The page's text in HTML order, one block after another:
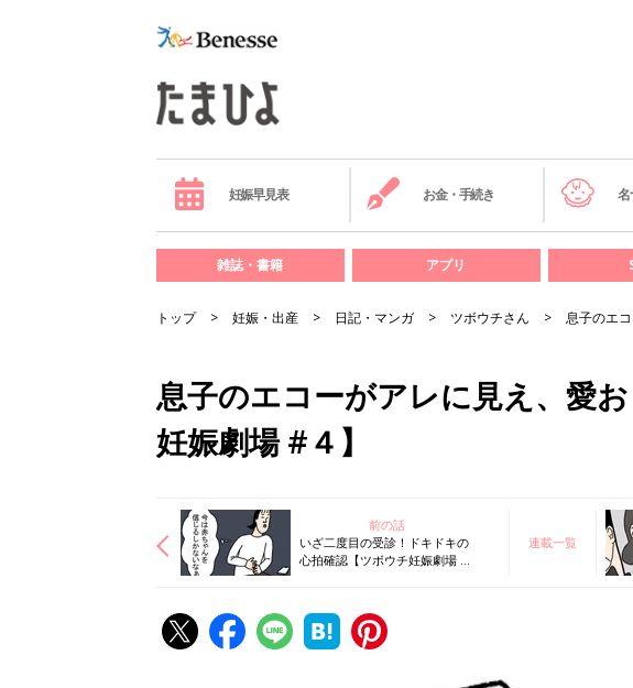
妊娠早見表 お金・手続き 名
雑誌・書籍 アプリ
トップ 妊娠・出産 日記・マンガ ツボウチさん 息子のエ
息子のエコーがアレに見え、愛
妊娠劇場 #４】
前の話
いざ二度目の受診！ドキドキの
心拍確認【ツボウチ妊娠劇場 #
連載一覧